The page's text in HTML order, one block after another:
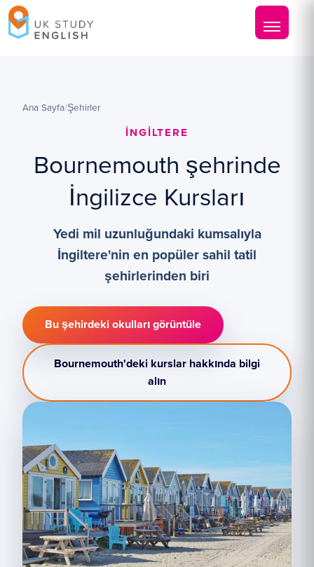
Ana Sayfa/Şehirler
İNGILTERE
Bournemouth şehrinde
İngilizce Kursları
Yedi mil uzunluğundaki kumsalıyla
İngiltere'nin en popüler sahil tatil
şehirlerinden biri
Bu şehirdeki okulları görüntüle
Bournemouth'deki kurslar hakkında bilgi
alın